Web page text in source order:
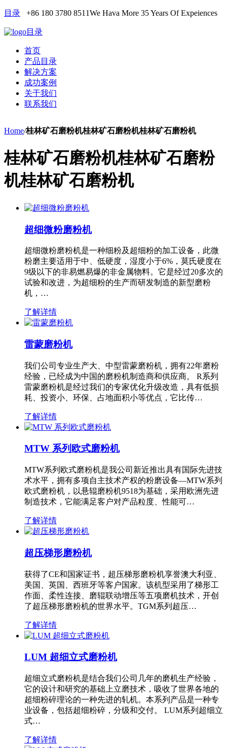
目录 +86 180 3780 8511We Hava More 35 Years Of Expeiences
目录
首页
产品目录
解决方案
成功案例
关于我们
联系我们
Home/桂林矿石磨粉机桂林矿石磨粉机桂林矿石磨粉机
桂林矿石磨粉机桂林矿石磨粉
机桂林矿石磨粉机
超细微粉磨粉机
超细微粉磨粉机是一种细粉及超细粉的加工设备，此微
粉磨主要适用于中、低硬度，湿度小于6%，莫氏硬度在
9级以下的非易燃易爆的非金属物料。它是经过20多次的
试验和改进，为超细粉的生产而研发制造的新型磨粉
机，…
了解详情
雷蒙磨粉机
我们公司专业生产大、中型雷蒙磨粉机，拥有22年磨粉
经验，已经成为中国的磨粉机制造商和供应商。 R系列
雷蒙磨粉机是经过我们的专家优化升级改造，具有低损
耗、投资小、环保、占地面积小等优点，它比传…
了解详情
MTW 系列欧式磨粉机
MTW系列欧式磨粉机是我公司新近推出具有国际先进技
术水平，拥有多项自主技术产权的粉磨设备—MTW系列
欧式磨粉机，以悬辊磨粉机9518为基础，采用欧洲先进
制造技术，它能满足客户对产品粒度、性能可…
了解详情
超压梯形磨粉机
获得了CE和国家证书，超压梯形磨粉机享誉澳大利亚、
美国、英国、西班牙等客户国家。该机型采用了梯形工
作面、柔性连接、磨辊联动增压等五项磨机技术，开创
了超压梯形磨粉机的世界水平。TGM系列超压…
了解详情
LUM 超细立式磨粉机
超细立式磨粉机是结合我们公司几年的磨机生产经验，
它的设计和研究的基础上立磨技术，吸收了世界各地的
超细粉碎理论的一种先进的轧机。本系列产品是一种专
业设备，包括超细粉碎，分级和交付。 LUM系列超细立
式…
了解详情